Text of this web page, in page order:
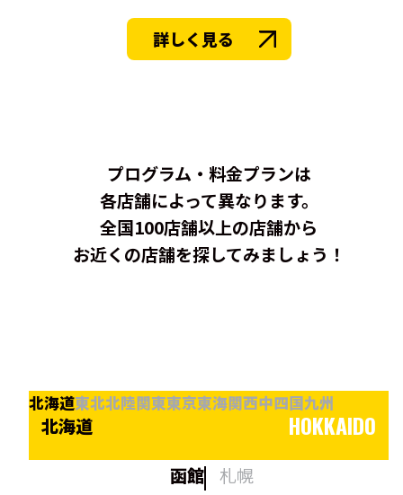
詳しく見る
プログラム・料金プランは
各店舗によって異なります。
全国100店舗以上の店舗から
お近くの店舗を探してみましょう！
北海道東北北陸関東東京東海関西中四国九州
北海道 HOKKAIDO
函館
札幌